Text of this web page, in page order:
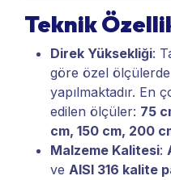
Teknik
Direk Yüksekliği:
göre özel
yapılmaktadır. En
edilen ölçüler: 75
cm, 150 cm, 200
Malzeme Kalitesi:
ve AISI 316 kalite